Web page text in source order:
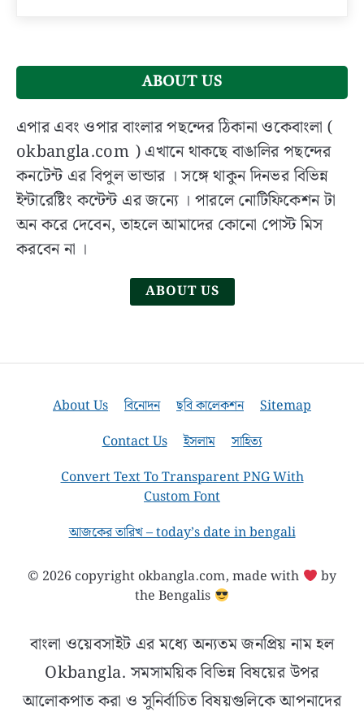
|
Bengal
Board
of
Secondary
Education
(WBBSE):
History,
Role
and
ABOUT US
এপার এবং ওপার বাংলার পছন্দের ঠিকানা ওকেবাংলা (
okbangla.com ) এখানে থাকছে বাঙালির পছন্দের
কনটেন্ট এর বিপুল ভান্ডার । সঙ্গে থাকুন দিনভর বিভিন্ন
ইন্টারেষ্টিং কন্টেন্ট এর জন্যে । পারলে নোটিফিকেশন টা
অন করে দেবেন, তাহলে আমাদের কোনো পোস্ট মিস
করবেন না ।
ABOUT US
About Us বিনোদন ছবি কালেকশন
Sitemap
Contact Us
ইসলাম
সাহিত্য
Convert Text To Transparent PNG With
Custom Font
আজকের তারিখ – today’s date in bengali
© 2026 copyright okbangla.com, made with
by
the Bengalis
বাংলা ওয়েবসাইট এর মধ্যে অন্যতম জনপ্রিয় নাম হল
Okbangla. সমসাময়িক বিভিন্ন বিষয়ের উপর
আলোকপাত করা ও সুনির্বাচিত বিষয়গুলিকে আপনাদের